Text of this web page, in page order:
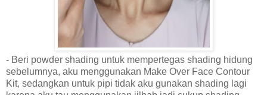
- Beri powder shading untuk mempertegas shading hidung
sebelumnya, aku menggunakan Make Over Face Contour
Kit, sedangkan untuk pipi tidak aku gunakan shading lagi